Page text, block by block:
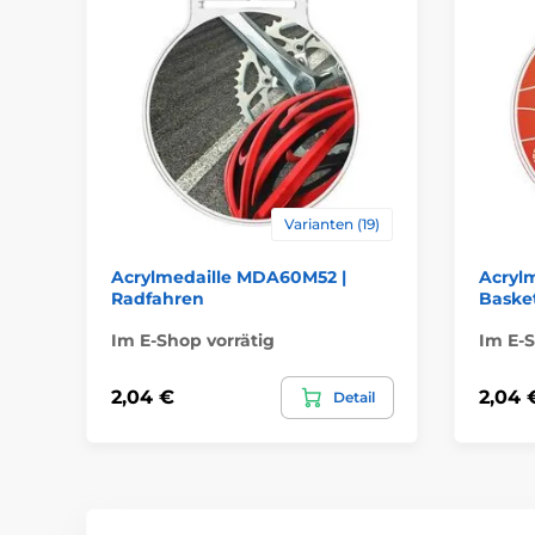
Varianten (19)
Acrylmedaille MDA60M52 |
Radfahren
Im E-Shop vorrätig
2,04 € Detail
Im E-
2,04